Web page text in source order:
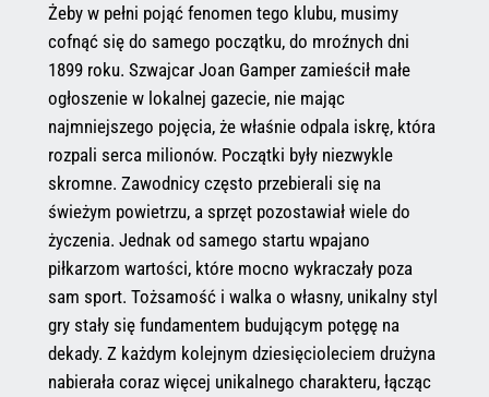
Żeby w pełni pojąć fenomen tego klubu, musimy
cofnąć się do samego początku, do mroźnych dni
1899 roku. Szwajcar Joan Gamper zamieścił małe
ogłoszenie w lokalnej gazecie, nie mając
najmniejszego pojęcia, że właśnie odpala iskrę, która
rozpali serca milionów. Początki były niezwykle
skromne. Zawodnicy często przebierali się na
świeżym powietrzu, a sprzęt pozostawiał wiele do
życzenia. Jednak od samego startu wpajano
piłkarzom wartości, które mocno wykraczały poza
sam sport. Tożsamość i walka o własny, unikalny styl
gry stały się fundamentem budującym potęgę na
dekady. Z każdym kolejnym dziesięcioleciem drużyna
nabierała coraz więcej unikalnego charakteru, łącząc